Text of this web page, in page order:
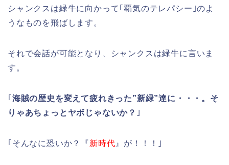
シャンクスは緑牛に向かって｢覇気のテレパシー｣のよ
うなものを飛ばします。
それで会話が可能となり、シャンクスは緑牛に言いま
す。
｢ 海賊の歴史を変えて疲れきった”新緑”達に・・・。そ
りゃあちょっとヤボじゃないか？ ｣
｢そんなに恐いか？『新時代 』が！！！｣